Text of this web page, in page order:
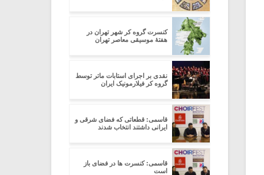
کنسرت گروه کر شهر تهران در
هفتۀ موسیقی معاصر تهران
نقدی بر اجرای استابات ماتر توسط
گروه کر فیلارمونیک ایران
قاسمی: قطعاتی که فضای شرقی و
ایرانی داشتند انتخاب شدند
قاسمی: کنسرت ها در فضای باز
است